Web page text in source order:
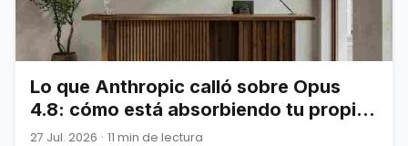
Lo que Anthropic calló sobre Opus
4.8: cómo está absorbiendo tu propia
infraestructura
27 Jul. 2026 · 11 min de lectura